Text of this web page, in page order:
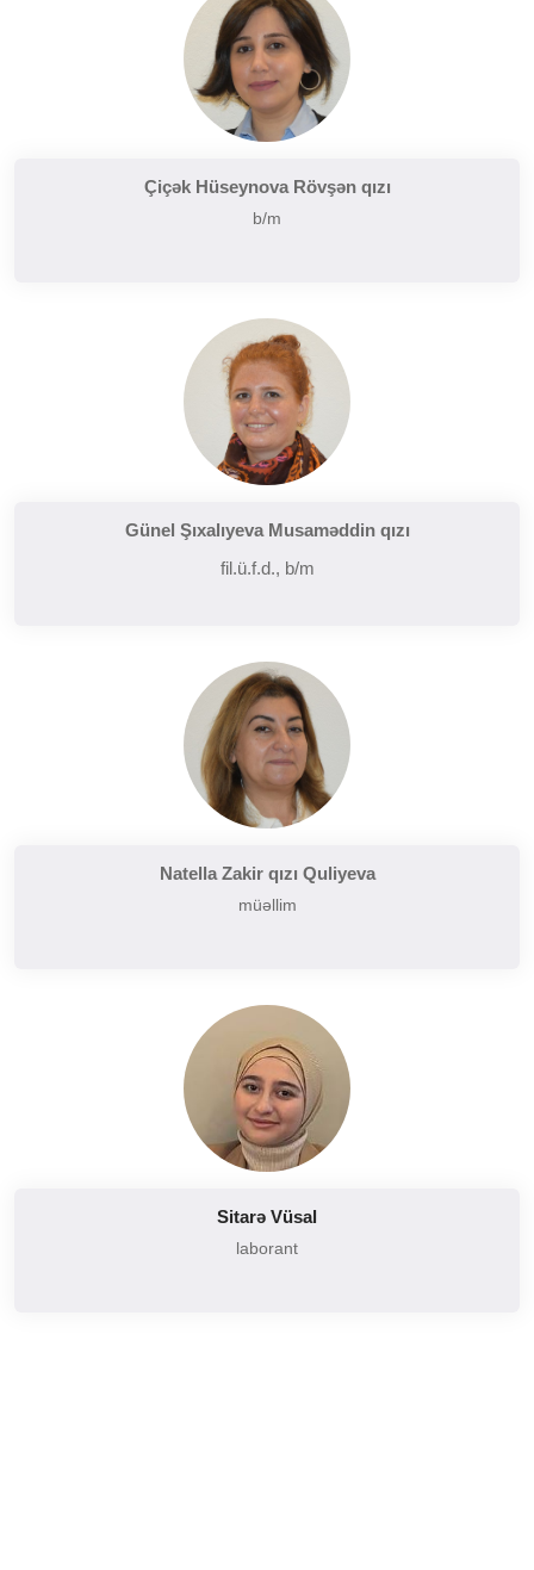
Çiçək Hüseynova Rövşən qızı
b/m
Günel Şıxalıyeva Musaməddin qızı
fil.ü.f.d., b/m
Natella Zakir qızı Quliyeva
müəllim
Sitarə Vüsal
laborant